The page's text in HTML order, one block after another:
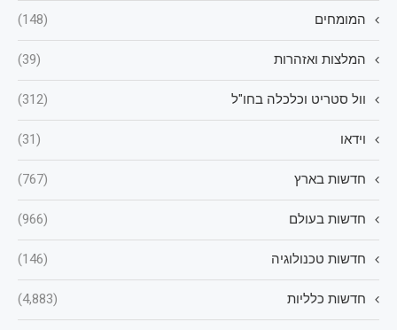
המומחים (148)
המלצות ואזהרות (39)
וול סטריט וכלכלה בחו"ל (312)
וידאו (31)
חדשות בארץ (767)
חדשות בעולם (966)
חדשות טכנולוגיה (146)
חדשות כלליות (4,883)